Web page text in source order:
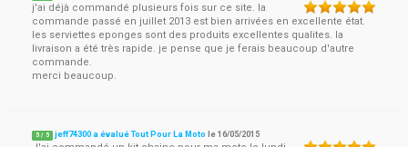
j'ai déjà commandé plusieurs fois sur ce site. la
commande passé en juillet 2013 est bien arrivées en excellente état.
les serviettes eponges sont des produits excellentes qualites. la
livraison a été très rapide. je pense que je ferais beaucoup d'autre
commande.
merci beaucoup.
5 / 5 jeff74300 a évalué Tout Pour La Moto le16/05/2015